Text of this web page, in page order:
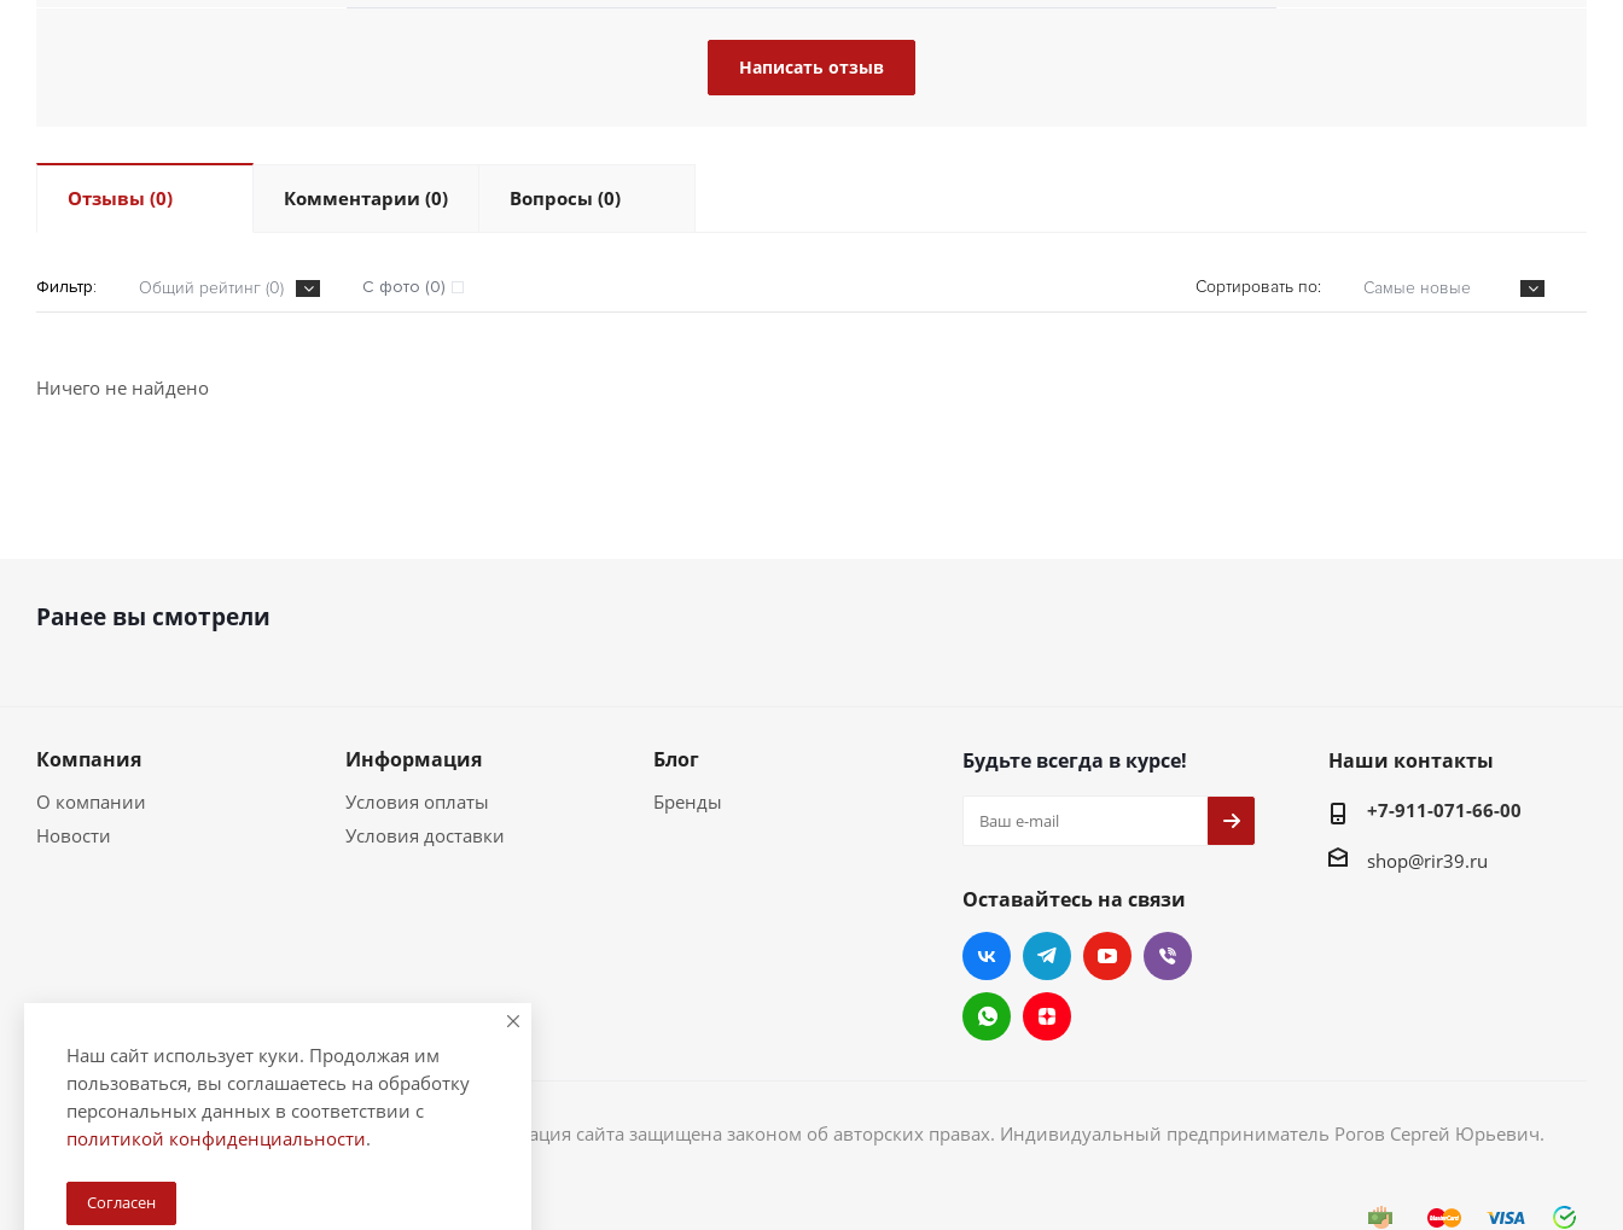
Написать отзыв
Отзывы (0) Комментарии (0) Вопросы (0)
Фильтр: Общий рейтинг (0) С фото (0) Сортировать по: Самые новые
Ничего не найдено
Ранее вы смотрели
Компания
О компании
Новости
Информация
Условия оплаты
Условия доставки
Блог
Бренды
Будьте всегда в курсе!
Оставайтесь на связи
Наши контакты
+7-911-071-66-00
shop@rir39.ru
2026 © "Рыбак и Рыбачок" - интернет-магазин Информация сайта защищена законом об авторских правах. Индивидуальный предприниматель Рогов Сергей Юрьевич.
Наш сайт использует куки. Продолжая им
пользоваться, вы соглашаетесь на обработку
персональных данных в соответствии с
политикой конфиденциальности.
Согласен